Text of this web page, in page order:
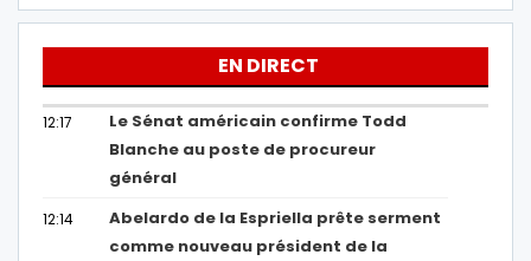
EN DIRECT
12:17
Le Sénat américain confirme Todd
Blanche au poste de procureur
général
12:14
Abelardo de la Espriella prête serment
comme nouveau président de la